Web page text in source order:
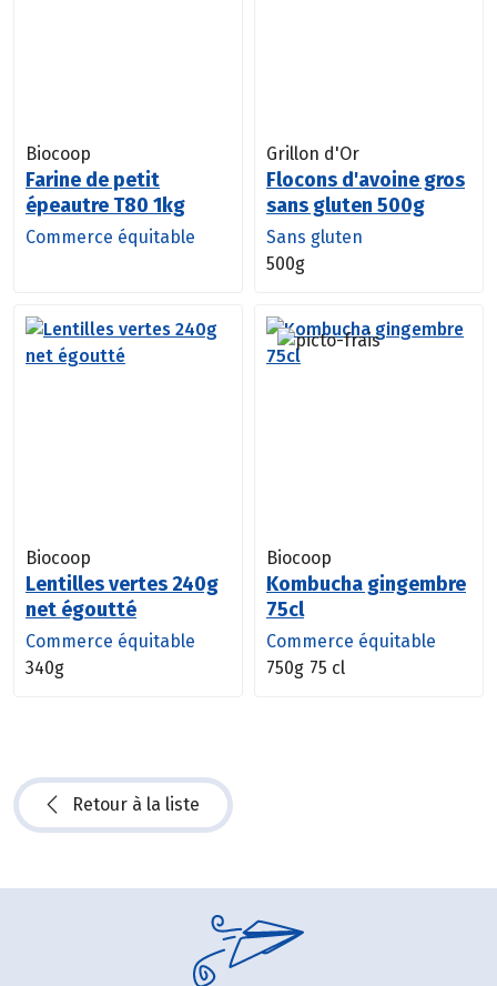
Biocoop
Farine de petit
épeautre T80 1kg
Commerce équitable
Grillon d'Or
Flocons d'avoine gros
sans gluten 500g
Sans gluten
500g
Biocoop
Lentilles vertes 240g
net égoutté
Commerce équitable
340g
Biocoop
Kombucha gingembre
75cl
Commerce équitable
750g 75 cl
Retour à la liste